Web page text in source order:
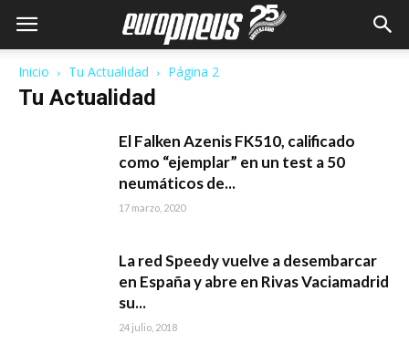
Inicio Tu Actualidad Página 2
Tu Actualidad
El Falken Azenis FK510, calificado
como “ejemplar” en un test a 50
neumáticos de...
17 marzo, 2020
La red Speedy vuelve a desembarcar
en España y abre en Rivas Vaciamadrid
su...
24 julio, 2018